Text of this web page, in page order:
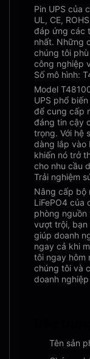
Pin UPS của
UL, CE,
đáp ứng các
nhất. Những
chúng tôi
công nghiệp
Số mô hình:
Model
UPS phổ
để cung cấp
đáng tin cậy
trọng. Với hệ
dàng lắp vào
khiến nó trở
cho nhu cầu
Trải nghiệm
Nâng cấp bộ
LiFePO4 của
phòng nguồn
vượt trội, bạn
giúp doanh
ngay cả khi
tôi ngay hôm
chúng tôi và
doanh
Tên sản